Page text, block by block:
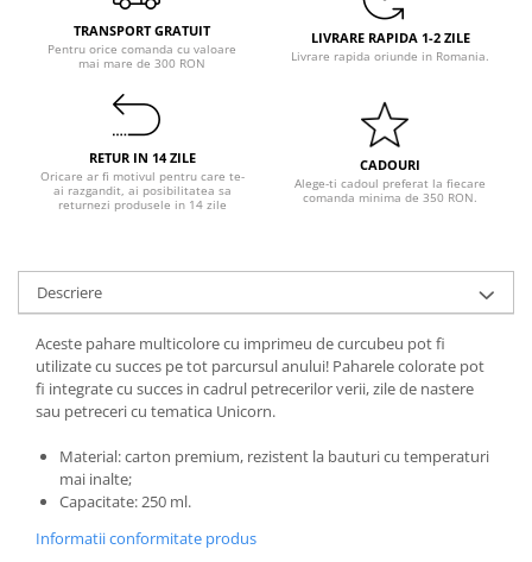
Petrecere Tropicala
Summer Party
Petrecere Majorat
Petrecere 30 ani
Petrecere 40 Ani
Petrecere 50 ani
Ocazie
Anul Nou
Gender Reveal
Botez
Halloween
Nunta
Paste
Petrecere 1 An
Petrecerea Burlacitelor
Petreceri Aniversare
TRANSPORT GRATUIT
Pentru orice comanda cu valoare
mai mare de 300 RON
LIVRARE RAPIDA 1-2 ZILE
Livrare rapida oriunde in Romania.
RETUR IN 14 ZILE
Oricare ar fi motivul pentru care te-
ai razgandit, ai posibilitatea sa
returnezi produsele in 14 zile
CADOURI
Alege-ti cadoul preferat la fiecare
comanda minima de 350 RON.
Descriere
Aceste pahare multicolore cu imprimeu de curcubeu pot fi
utilizate cu succes pe tot parcursul anului! Paharele colorate pot
fi integrate cu succes in cadrul petrecerilor verii, zile de nastere
sau petreceri cu tematica Unicorn.
Material: carton premium, rezistent la bauturi cu temperaturi
mai inalte;
Capacitate: 250 ml.
Informatii conformitate produs